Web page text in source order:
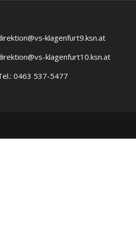
klagenfurt10.ksn.at
0463 537-5477